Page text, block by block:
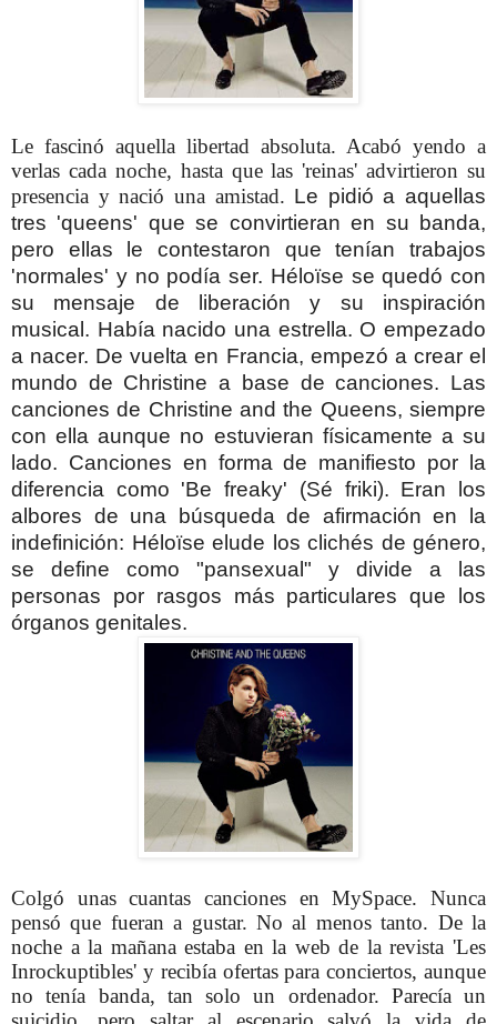
Le fascinó aquella libertad absoluta. Acabó yendo a
verlas cada noche, hasta que las 'reinas' advirtieron su
presencia y nació una amistad. Le pidió a aquellas
tres 'queens' que se convirtieran en su banda,
pero ellas le contestaron que tenían trabajos
'normales' y no podía ser. Héloïse se quedó con
su mensaje de liberación y su inspiración
musical. Había nacido una estrella. O empezado
a nacer. De vuelta en Francia, empezó a crear el
mundo de Christine a base de canciones. Las
canciones de Christine and the Queens, siempre
con ella aunque no estuvieran físicamente a su
lado. Canciones en forma de manifiesto por la
diferencia como 'Be freaky' (Sé friki). Eran los
albores de una búsqueda de afirmación en la
indefinición: Héloïse elude los clichés de género,
se define como "pansexual" y divide a las
personas por rasgos más particulares que los
órganos genitales.
Colgó unas cuantas canciones en MySpace. Nunca
pensó que fueran a gustar. No al menos tanto. De la
noche a la mañana estaba en la web de la revista 'Les
Inrockuptibles' y recibía ofertas para conciertos, aunque
no tenía banda, tan solo un ordenador. Parecía un